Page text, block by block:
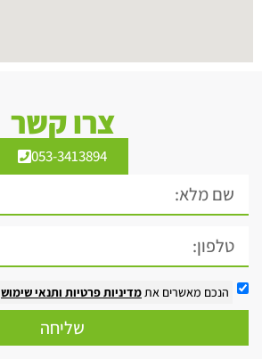
צרו קשר
053-3413894
הנכם מאשרים אתמדיניות פרטיות ותנאי שימוש
שליחה